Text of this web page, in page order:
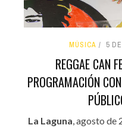
MÚSICA 5
REGGAE CAN
PROGRAMACIÓN
La Laguna , agosto de